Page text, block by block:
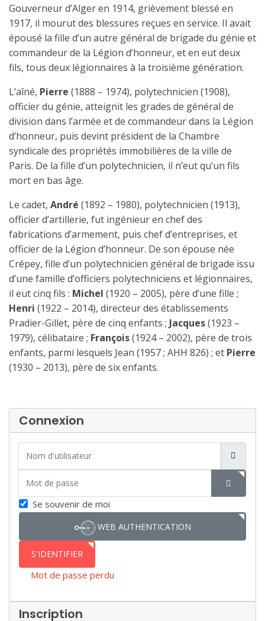
Gouverneur d’Alger en 1914, grièvement blessé en
1917, il mourut des blessures reçues en service. Il avait
épousé la fille d’un autre général de brigade du génie et
commandeur de la Légion d’honneur, et en eut deux
fils, tous deux légionnaires à la troisième génération.
L’aîné, Pierre (1888 – 1974), polytechnicien (1908),
officier du génie, atteignit les grades de général de
division dans l’armée et de commandeur dans la Légion
d’honneur, puis devint président de la Chambre
syndicale des propriétés immobilières de la ville de
Paris. De la fille d’un polytechnicien, il n’eut qu’un fils
mort en bas âge.
Le cadet, André (1892 – 1980), polytechnicien (1913),
officier d’artillerie, fut ingénieur en chef des
fabrications d’armement, puis chef d’entreprises, et
officier de la Légion d’honneur. De son épouse née
Crépey, fille d’un polytechnicien général de brigade issu
d’une famille d’officiers polytechniciens et légionnaires,
il eut cinq fils : Michel (1920 – 2005), père d’une fille ;
Henri (1922 – 2014), directeur des établissements
Pradier-Gillet, père de cinq enfants ; Jacques(1923 –
1979), célibataire ; François(1924 – 2002), père de trois
enfants, parmi lesquels Jean (1957 ; AHH 826) ; et Pierre
(1930 – 2013), père de six enfants.
Connexion
SHOW
Se souvenir de moi
WEB AUTHENTICATION
S'IDENTIFIER
Mot de passe perdu
Inscription